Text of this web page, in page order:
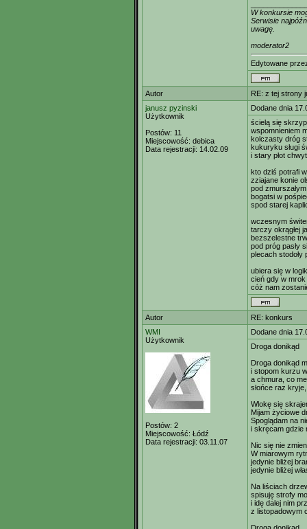
W konkursie
Serwisie
uwagę.
moderator2
Edytowane
Autor
RE: z tej strony
janusz pyzinski
Użytkownik
Postów: 11
Miejscowość: debica
Data rejestracji: 14.02.09
Dodane dnia
ścielą się
wspomnieniem
kolczasty dróg
kukuryku sługi
i stary płot
kto dziś potrafi
zziajane konie
pod
bogatsi w
spod starej
wczesnym
tarczy okrągłej
bezszelestne
pod próg pasły
plecach stodoły
ubiera się w
cień gdy w mrok
cóż nam
Autor
RE: konkurs
WMI
Użytkownik
Postów: 2
Miejscowość: Łódź
Data rejestracji: 03.11.07
Dodane dnia
Droga donikąd
Droga donikąd
i stopom kurzu
a chmura, co me
słońce raz
Wlokę się
Mijam życiowe
Spoglądam na
i skręcam gdzie
Nic się nie
W miarowym
jedynie bliżej
jedynie bliżej
Na liściach
spisuję strofy
i idę dalej nim
z listopadowym